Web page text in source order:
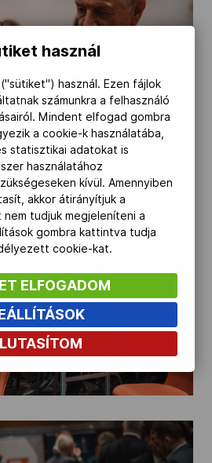
használ
használ. Ezen fájlok
számunkra a felhasználó
Mindent elfogad gombra
a cookie-k használatába,
statisztikai adatokat is
használatához
kívül. Amennyiben
akkor átirányítjuk a
tudjuk megjeleníteni a
gombra kattintva tudja
cookie-kat.
ELFOGADOM